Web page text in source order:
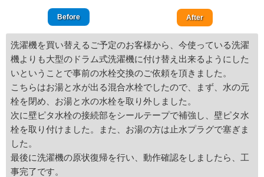
Before After
洗濯機を買い替えるご予定のお客様から、今使っている洗濯
機よりも大型のドラム式洗濯機に付け替え出来るようにした
いということで事前の水栓交換のご依頼を頂きました。
こちらはお湯と水が出る混合水栓でしたので、まず、水の元
栓を閉め、お湯と水の水栓を取り外しました。
次に壁ピタ水栓の接続部をシールテープで補強し、壁ピタ水
栓を取り付けました。また、お湯の方は止水プラグで塞ぎま
した。
最後に洗濯機の原状復帰を行い、動作確認をしましたら、工
事完了です。